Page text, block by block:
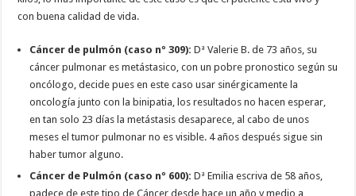
con buena calidad de vida.
Cáncer de pulmón (caso nº 309):Dª Valerie B. de 73 años, su
cáncer pulmonar es metástasico, con un pobre pronostico según su
oncólogo, decide pues en este caso usar sinérgicamente la
oncología junto con la binipatia, los resultados no hacen esperar,
en tan solo 23 días la metástasis desaparece, al cabo de unos
meses el tumor pulmonar no es visible. 4 años después sigue sin
haber tumor alguno.
Cáncer de Pulmón (caso nº 600):Dª Emilia escriva de 58 años,
padece de este tipo de Cáncer desde hace un año y medio a